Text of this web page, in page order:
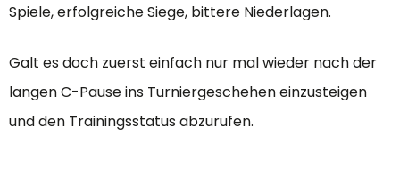
Spiele, erfolgreiche Siege, bittere Niederlagen.
Galt es doch zuerst einfach nur mal wieder nach der
langen C-Pause ins Turniergeschehen einzusteigen
und den Trainingsstatus abzurufen.